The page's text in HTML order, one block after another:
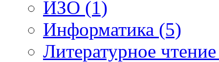
ИЗО (1)
Информатика (5)
Литературное